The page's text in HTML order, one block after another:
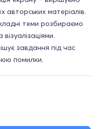
авторських матеріалів.
теми розбираємо
завдання під час
помилки.